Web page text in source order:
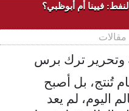
فيينا أم أبوظبي؟
مقالات
وتحرير ترك برس
تُنتج، بل أصبح
اليوم، لم يعد